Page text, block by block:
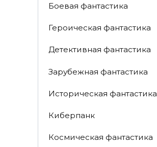
Боевая фантастика
Героическая фантастика
Детективная фантастика
Зарубежная фантастика
Историческая фантастика
Киберпанк
Космическая фантастика